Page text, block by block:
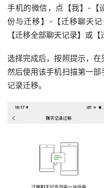
手机的微信，点【我】-【
份与迁移】-【迁移聊天
【迁移全部聊天记录】或【
选择完成后，按照提示，在
然后使用该手机扫描第一
记录迁移。